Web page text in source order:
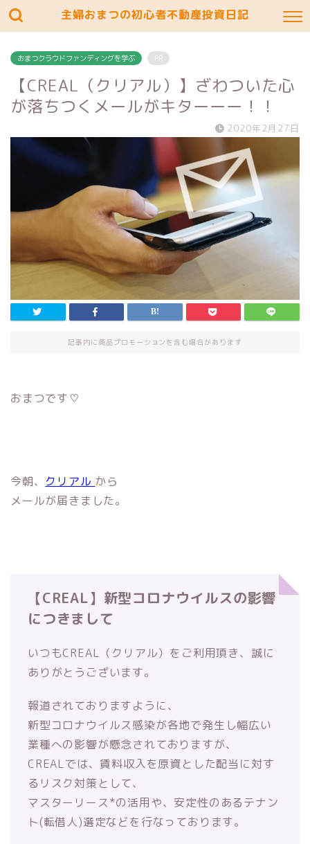
主婦おまつの初心者不動産投資日記
おまつクラウドファンディングを学ぶ PR
【CREAL（クリアル）】ざわついた心
が落ちつくメールがキターーー！！
2020年2月27日
記事内に商品プロモーションを含む場合があります
おまつです♡
今朝、 クリアル から
メールが届きました。
【CREAL】新型コロナウイルスの影響
につきまして
いつもCREAL（クリアル）をご利用頂き、 誠に
ありがとうございます。
報道されておりますように、
新型コロナウイルス感染が各地で発生し幅広い
業種への影響が懸念されておりますが、
CREALでは、賃料収入を原資とした配当に対す
るリスク対策として、
マスターリース*の活用や、安定性のあるテナン
ト(転借人)選定などを行なっております。